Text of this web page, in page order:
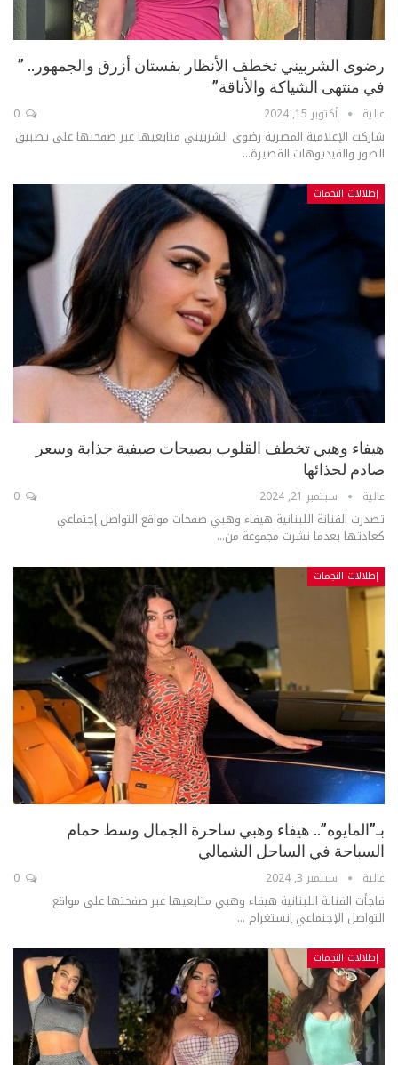
رضوى الشربيني تخطف الأنظار بفستان أزرق والجمهور.. ”
في منتهى الشياكة والأناقة”
عالية أكتوبر 15, 2024
شاركت الإعلامية المصرية رضوى الشربيني متابعيها عبر صفحتها على تطبيق
الصور والفيديوهات القصيرة...
إطلالات النجمات
هيفاء وهبي تخطف القلوب بصيحات صيفية جذابة وسعر
صادم لحذائها
عالية سبتمبر 21, 2024
تصدرت الفنانة اللبنانية هيفاء وهبي صفحات مواقع التواصل إجتماعي
كعادتها بعدما نشرت مجموعة من...
إطلالات النجمات
بـ”المايوه”.. هيفاء وهبي ساحرة الجمال وسط حمام
السباحة في الساحل الشمالي
عالية سبتمبر 3, 2024
فاجأت الفنانة اللبنانية هيفاء وهبي متابعيها عبر صفحتها على مواقع
التواصل الإجتماعي إنستغرام ...
إطلالات النجمات